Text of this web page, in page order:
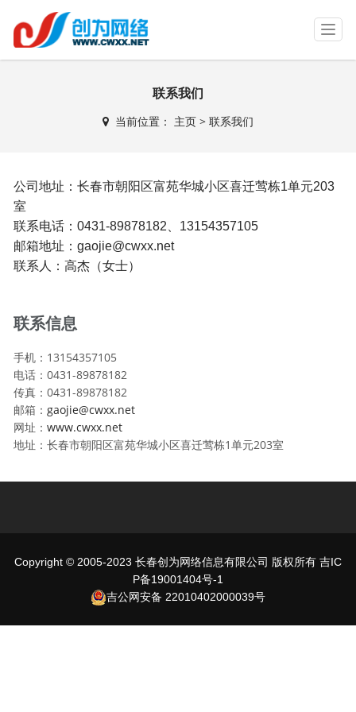
T
o
g
g
联系我们
当前位置： 主页> 联系我们
公司地址：长春市朝阳区富苑华城小区喜迁莺栋1单元203
室
联系电话：0431-89878182、13154357105
邮箱地址：gaojie@cwxx.net
联系人：高杰（女士）
联系信息
手机：13154357105
电话：0431-89878182
传真：0431-89878182
邮箱：gaojie@cwxx.net
网址：www.cwxx.net
地址：长春市朝阳区富苑华城小区喜迁莺栋1单元203室
Copyright © 2005-2023 长春创为网络信息有限公司 版权所有 吉IC
P备19001404号-1
吉公网安备 22010402000039号